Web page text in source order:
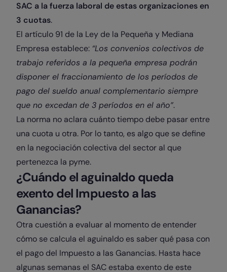
SAC a la fuerza laboral de estas organizaciones en
3 cuotas.
El artículo 91 de la Ley de la Pequeña y Mediana
Empresa establece: “Los convenios colectivos de
trabajo referidos a la pequeña empresa podrán
disponer el fraccionamiento de los períodos de
pago del sueldo anual complementario siempre
que no excedan de 3 períodos en el año”.
La norma no aclara cuánto tiempo debe pasar entre
una cuota u otra. Por lo tanto, es algo que se define
en la negociación colectiva del sector al que
pertenezca la pyme.
¿Cuándo el aguinaldo queda
exento del Impuesto a las
Ganancias?
Otra cuestión a evaluar al momento de entender
cómo se calcula el aguinaldo es saber qué pasa con
el pago del Impuesto a las Ganancias. Hasta hace
algunas semanas el SAC estaba exento de este